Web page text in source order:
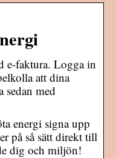
e-faktura. Logga in
att dina
sedan med
energi signa upp
på så sätt direkt till
dig och miljön!